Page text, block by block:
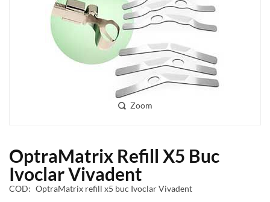
OptraMatrix Refill X5 Buc
Ivoclar Vivadent
COD OptraMatrix refill x5 buc Ivoclar Vivadent
Zoom
to
the
beginning
of